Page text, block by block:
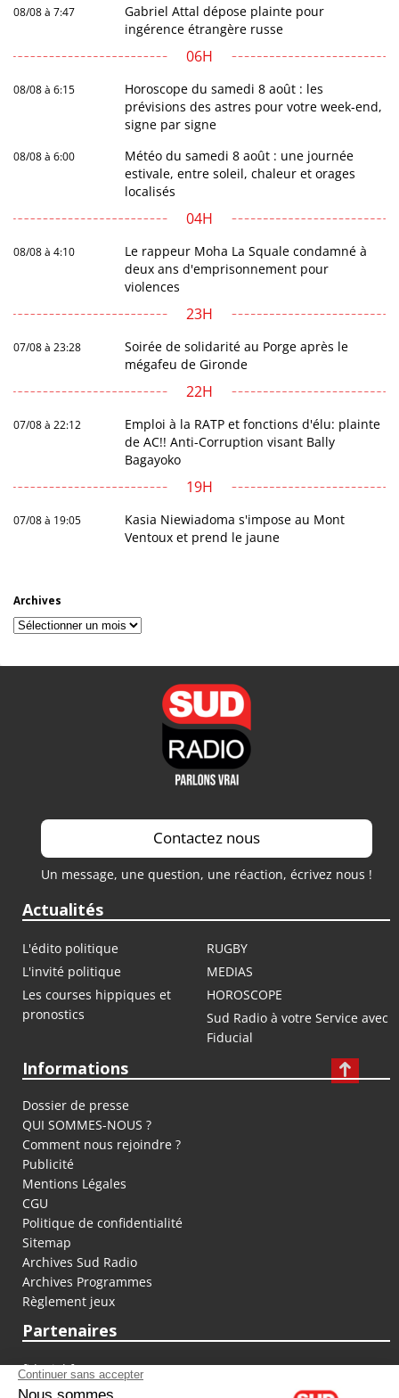
08/08 à 7:47
Gabriel Attal dépose plainte pour
ingérence étrangère russe
06H
08/08 à 6:15
Horoscope du samedi 8 août : les
prévisions des astres pour votre week-end,
signe par signe
08/08 à 6:00
Météo du samedi 8 août : une journée
estivale, entre soleil, chaleur et orages
localisés
04H
08/08 à 4:10
Le rappeur Moha La Squale condamné à
deux ans d'emprisonnement pour
violences
23H
07/08 à 23:28
Soirée de solidarité au Porge après le
mégafeu de Gironde
22H
07/08 à 22:12
Emploi à la RATP et fonctions d'élu: plainte
de AC!! Anti-Corruption visant Bally
Bagayoko
19H
07/08 à 19:05
Kasia Niewiadoma s'impose au Mont
Ventoux et prend le jaune
Archives
Archives
Contactez nous
Un message, une question, une réaction, écrivez nous !
Actualités
L'édito politique
RUGBY
L'invité politique
MEDIAS
Les courses hippiques et
pronostics
HOROSCOPE
Sud Radio à votre Service avec
Fiducial
Informations
Dossier de presse
QUI SOMMES-NOUS ?
Comment nous rejoindre ?
Publicité
Mentions Légales
CGU
Politique de confidentialité
Sitemap
Archives Sud Radio
Archives Programmes
Règlement jeux
Partenaires
fiducial.fr
lyoncapitale.fr